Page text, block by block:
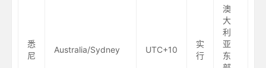
悉
尼
Australia/Sydney UTC+10
实
行
澳
大
利
亚
东